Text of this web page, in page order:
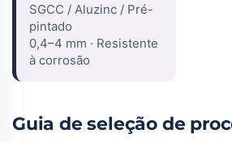
SGCC / Aluzinc / Pré-
pintado
0,4–4 mm · Resistente
à corrosão
Guia de seleção de